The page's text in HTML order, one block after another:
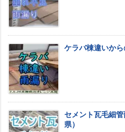
ケラバ棟違いから
セメント瓦毛細
県）